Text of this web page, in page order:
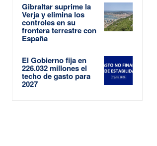
Gibraltar suprime la
Verja y elimina los
controles en su
frontera terrestre con
España
El Gobierno fija en
226.032 millones el
techo de gasto para
2027